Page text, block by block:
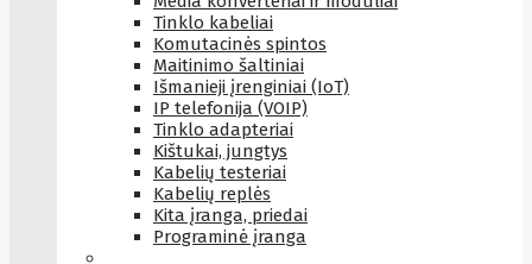
Tinklo kabeliai
Komutacinės spintos
Maitinimo šaltiniai
Išmanieji įrenginiai (IoT)
IP telefonija (VOIP)
Tinklo adapteriai
Kištukai, jungtys
Kabelių testeriai
Kabelių replės
Kita įranga, priedai
Programinė įranga